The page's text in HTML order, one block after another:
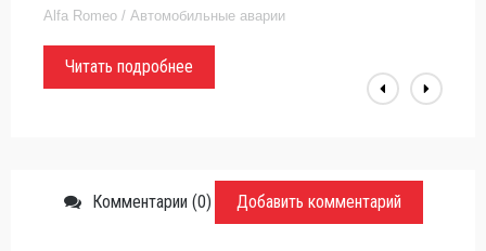
самых раритетных разработок итальянских мастеров,
Alfa Romeo / Автомобильные аварии
Читать подробнее
Комментарии (0) Добавить комментарий